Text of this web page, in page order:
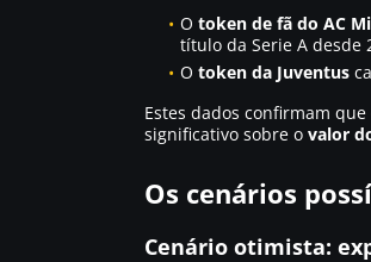
O token de fã do AC
título da Serie A desde
O token da Juventus
Estes dados confirmam
significativo sobre o valor
Os cenários
Cenário otimista: